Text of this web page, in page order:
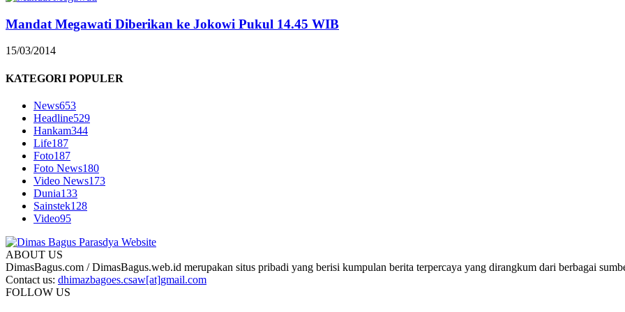
Mandat Megawati Diberikan ke Jokowi Pukul 14.45 WIB
15/03/2014
KATEGORI POPULER
News653
Headline529
Hankam344
Life187
Foto187
Foto News180
Video News173
Dunia133
Sainstek128
Video95
ABOUT US
DimasBagus.com / DimasBagus.web.id merupakan situs pribadi yang berisi kumpulan berita terpercaya yang dirangkum dari berbagai
Contact us: dhimazbagoes.csaw[at]gmail.com
FOLLOW US